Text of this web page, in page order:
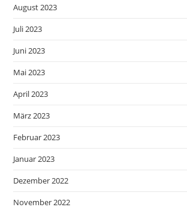
August 2023
Juli 2023
Juni 2023
Mai 2023
April 2023
März 2023
Februar 2023
Januar 2023
Dezember 2022
November 2022